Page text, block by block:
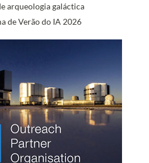
arqueologia galáctica
de Verão do IA 2026